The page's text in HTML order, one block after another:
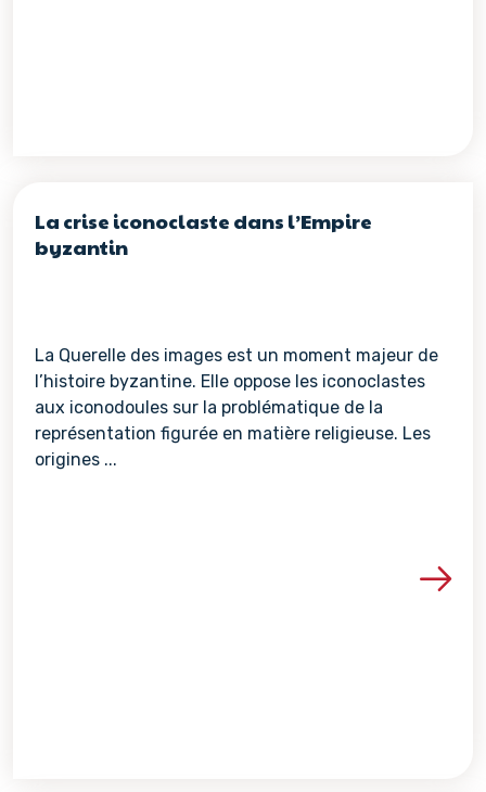
La crise iconoclaste dans l’Empire
byzantin
La Querelle des images est un moment majeur de
l’histoire byzantine. Elle oppose les iconoclastes
aux iconodoules sur la problématique de la
représentation figurée en matière religieuse. Les
origines ...
Voir les détails de la